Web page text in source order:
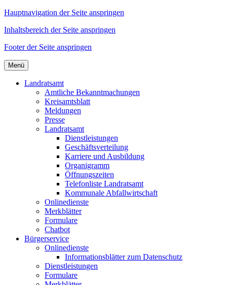
Hauptnavigation der Seite anspringen
Inhaltsbereich der Seite anspringen
Footer der Seite anspringen
Menü
Landratsamt
Amtliche Bekanntmachungen
Kreisamtsblatt
Meldungen
Presse
Landratsamt
Dienstleistungen
Geschäftsverteilung
Karriere und Ausbildung
Organigramm
Öffnungszeiten
Telefonliste Landratsamt
Kommunale Abfallwirtschaft
Onlinedienste
Merkblätter
Formulare
Chatbot
Bürgerservice
Onlinedienste
Informationsblätter zum Datenschutz
Dienstleistungen
Formulare